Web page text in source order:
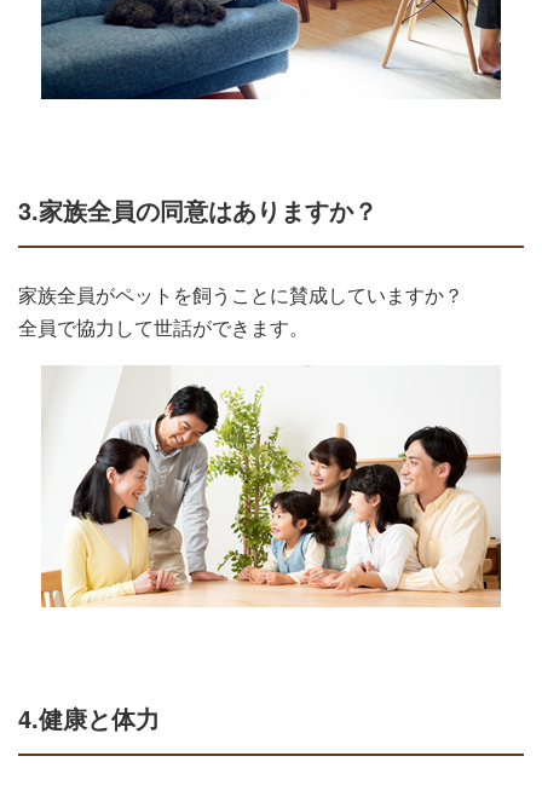
3.家族全員の同意はありますか？
家族全員がペットを飼うことに賛成していますか？
全員で協力して世話ができます。
4.健康と体力